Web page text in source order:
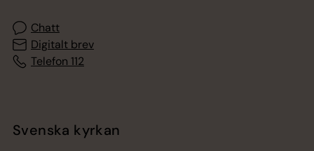
Chatt
Digitalt brev
Telefon 112
Svenska kyrkan